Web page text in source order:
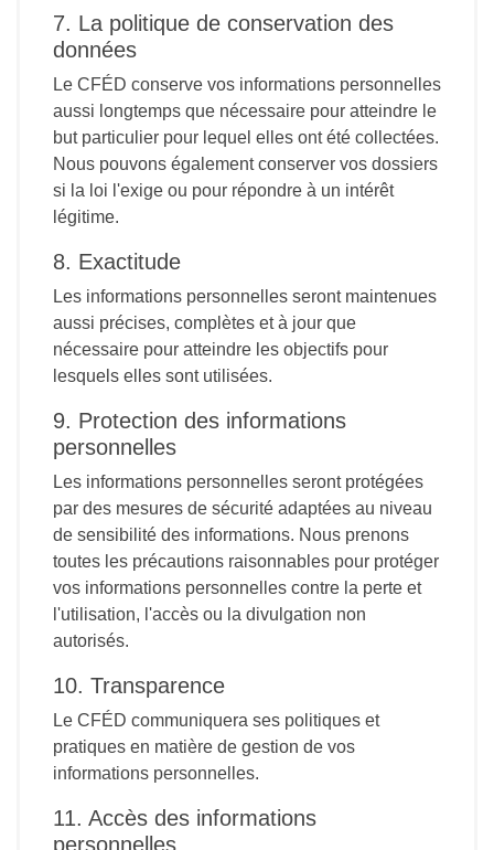
7. La politique de conservation des
données
Le CFÉD conserve vos informations personnelles
aussi longtemps que nécessaire pour atteindre le
but particulier pour lequel elles ont été collectées.
Nous pouvons également conserver vos dossiers
si la loi l'exige ou pour répondre à un intérêt
légitime.
8. Exactitude
Les informations personnelles seront maintenues
aussi précises, complètes et à jour que
nécessaire pour atteindre les objectifs pour
lesquels elles sont utilisées.
9. Protection des informations
personnelles
Les informations personnelles seront protégées
par des mesures de sécurité adaptées au niveau
de sensibilité des informations. Nous prenons
toutes les précautions raisonnables pour protéger
vos informations personnelles contre la perte et
l'utilisation, l'accès ou la divulgation non
autorisés.
10. Transparence
Le CFÉD communiquera ses politiques et
pratiques en matière de gestion de vos
informations personnelles.
11. Accès des informations
personnelles